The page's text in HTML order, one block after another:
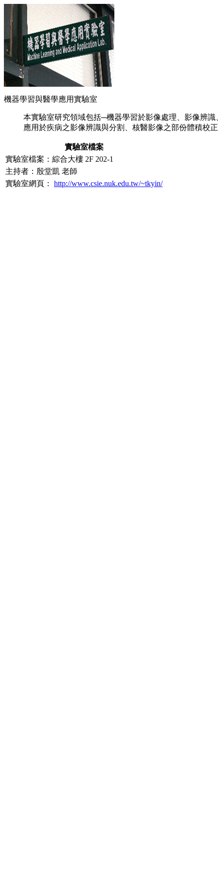
機器學習與醫學應用實驗室
本實驗室研究領域包括─機器學習於影像處理、影像辨
應用於疾病之影像辨識與分割、核醫影像之部份體積校
實驗室檔案
實驗室檔案：綜合大樓 2F 202-1
主持者：殷堂凱 老師
實驗室網頁： http://www.csie.nuk.edu.tw/~tkyin/